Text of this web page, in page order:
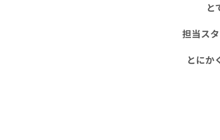
と
担当ス
とにか